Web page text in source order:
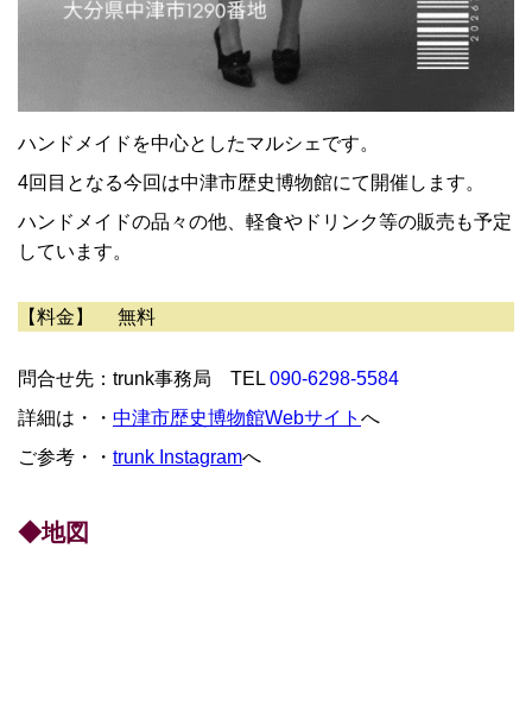
ハンドメイドを中心としたマルシェです。
4回目となる今回は中津市歴史博物館にて開催します。
ハンドメイドの品々の他、軽食やドリンク等の販売も予定
しています。
【料金】 無料
問合せ先：trunk事務局 TEL 090-6298-5584
詳細は・・ 中津市歴史博物館Webサイト へ
ご参考・・ trunk Instagramへ
◆地図